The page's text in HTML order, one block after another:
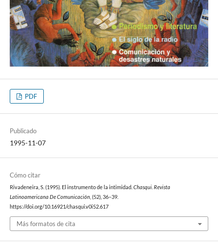
PDF
Publicado
1995-11-07
Cómo citar
Rivadeneira, S. (1995). El instrumento de la intimidad. Chasqui. Revista
Latinoamericana De Comunicación, (52), 36–39.
https://doi.org/10.16921/chasqui.v0i52.617
Más formatos de cita